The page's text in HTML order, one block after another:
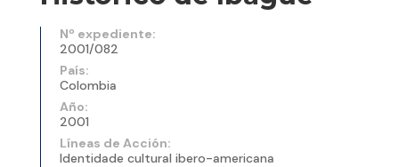
Nº expediente:
2001/082
País:
Colombia
Año:
2001
Líneas de Acción:
Identidade cultural ibero-americana